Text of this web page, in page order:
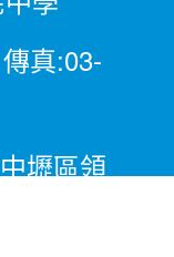
真:03-
壢區領